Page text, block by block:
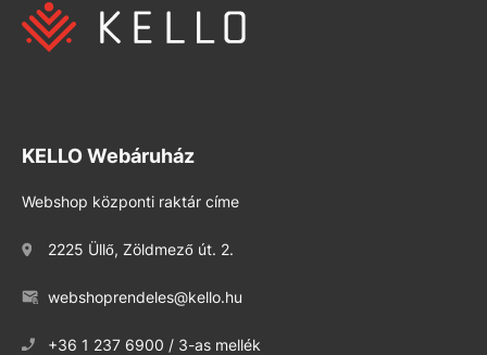
KELLO Webáruház
Webshop központi raktár címe
2225 Üllő, Zöldmező út. 2.
webshoprendeles@kello.hu
+36 1 237 6900 / 3-as mellék